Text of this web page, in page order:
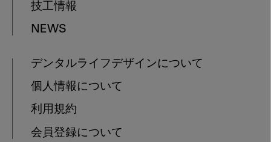
技工情報
NEWS
デンタルライフデザインについて
個人情報について
利用規約
会員登録について